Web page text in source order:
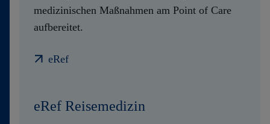
medizinischen Maßnahmen am Point of Care
aufbereitet.
eRef
eRef Reisemedizin